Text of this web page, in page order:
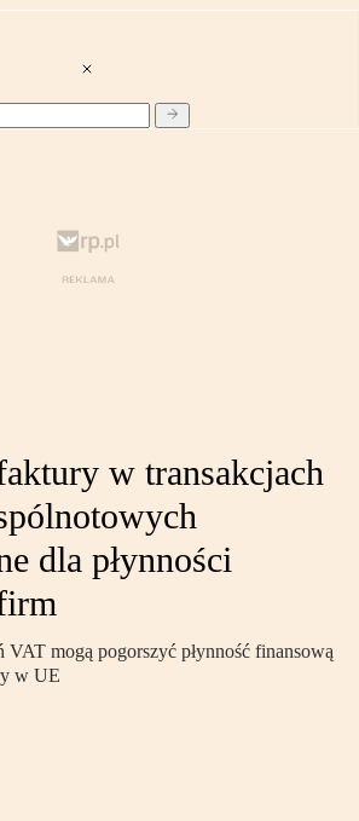
w transakcjach
dla płynności
VAT mogą pogorszyć płynność finansową
w UE